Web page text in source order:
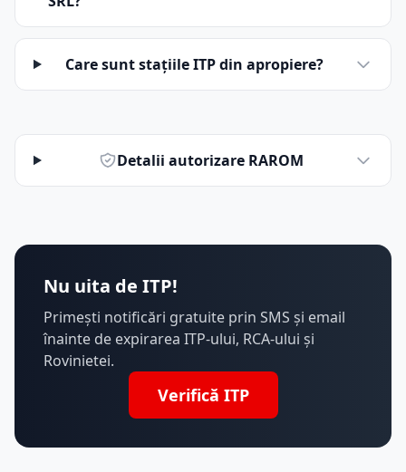
Care sunt stațiile ITP din apropiere?
Detalii autorizare RAROM
Nu uita de ITP!
Primești notificări gratuite prin SMS și email
înainte de expirarea ITP-ului, RCA-ului și
Rovinietei.
Verifică ITP